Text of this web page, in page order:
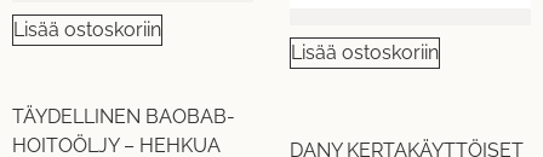
Lisää ostoskoriin
TÄYDELLINEN BAOBAB-
HOITOÖLJY – HEHKUA
Lisää ostoskoriin
DANY KERTAKÄYTTÖISET